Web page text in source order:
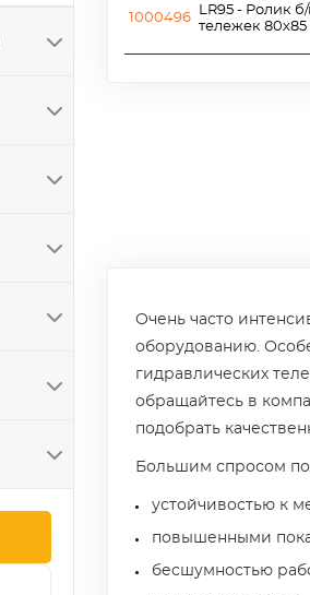
1000496
LR95 - Ролик
тележек
Очень часто
оборудованию.
гидравлических
обращайтесь в
подобрать
Большим спросом
устойчивостью к
повышенными
бесшумностью